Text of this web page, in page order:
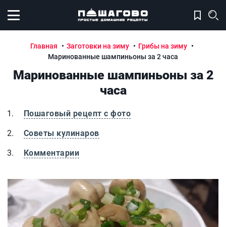
Открыть меню
Главная Заготовки на зиму
Грибы на зиму
Маринованные шампиньоны за 2 часа
Маринованные шампиньоны за 2
часа
Пошаговый рецепт с фото
Советы кулинаров
Комментарии
Маринованные шампиньоны за 2 часа